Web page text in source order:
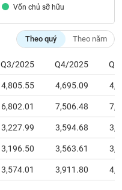
Vốn chủ sỡ hữu
Theo quý Theo năm
Q3/2025 Q4/2025
4,805.55 4,695.09
6,802.01 7,506.48
3,227.99 3,594.68
3,196.50 3,563.61
3,574.01 3,911.80